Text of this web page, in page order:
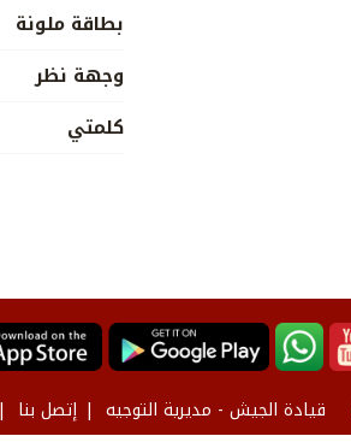
بطاقة ملونة
وجهة نظر
كلمتي
قيادة الجيش - مديرية التوجيه إتصل بنا